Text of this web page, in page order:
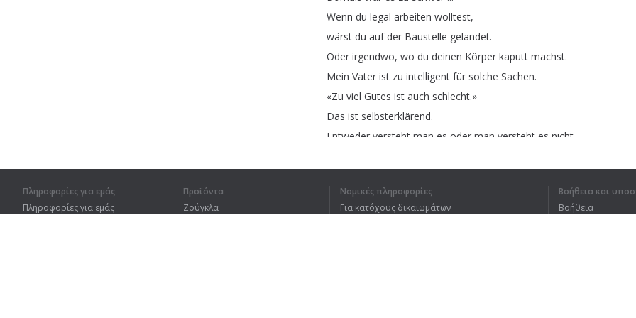
Wenn du legal arbeiten wolltest,
wärst du auf der Baustelle gelandet.
Oder irgendwo, wo du deinen Körper kaputt machst.
Mein Vater ist zu intelligent für solche Sachen.
«Zu viel Gutes ist auch schlecht.»
Das ist selbsterklärend.
Entweder versteht man es oder man versteht es nicht
Man sollte zu allem einen
Das weiss ich
Πληροφορίες για εμάς
Πληροφορίες για εμάς
Προϊόντα
Ζούγκλα
Νομικές πληροφορίες
Για κατόχους δικαιωμάτων
Βοήθεια και
Βοήθεια